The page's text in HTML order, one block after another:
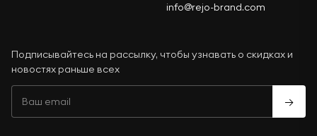
info@rejo-brand.com
Подписывайтесь на рассылку, чтобы узнавать о скидках и
новостях раньше всех
→